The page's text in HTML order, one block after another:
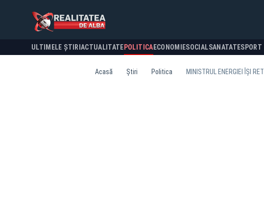
ULTIMELE ȘTIRI ACTUALITATE POLITICA ECONOMIESOCIALSANATATESPORT
Acasă Știri Politica MINISTRUL ENERGIEI ÎȘI